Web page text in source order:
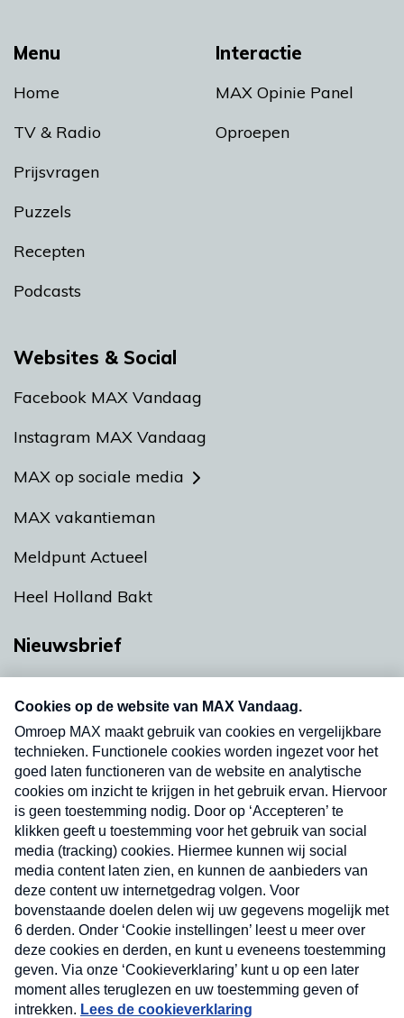
Menu
Home
TV & Radio
Prijsvragen
Puzzels
Recepten
Podcasts
Interactie
MAX Opinie Panel
Oproepen
Websites & Social
Facebook MAX Vandaag
Instagram MAX Vandaag
MAX op sociale media
MAX vakantieman
Meldpunt Actueel
Heel Holland Bakt
Nieuwsbrief
nieuwsbrief. Elke vrijdag- en dinsdagochtend in
uw mailbox.
Verzend
Nieuwsbrief
Neem hier een gratis abonnement op onze
nieuwsbrief. Elke vrijdag- en dinsdagochtend in uw